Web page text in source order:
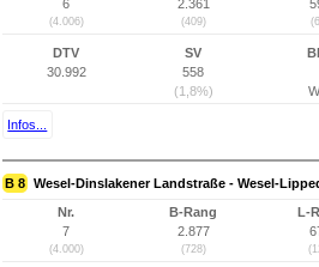
6
(4.006)
2.361
(409)
DTV
30.992
SV
558
(1,8%)
Infos...
B 8 Wesel-Dinslakener Landstraße - Wesel-
Nr.
7
(4.000)
B-Rang
2.877
(728)
L-